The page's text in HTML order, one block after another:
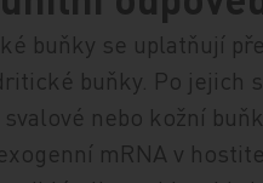
buňky se uplatňují
buňky. Po jejich
nebo kožní
mRNA v